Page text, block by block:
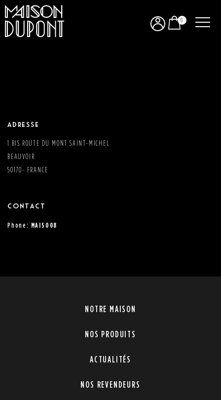
0
MAISON PELERIN
Adresse
1 BIS ROUTE DU MONT SAINT-MICHEL
BEAUVOIR
50170- FRANCE
Contact
Phone: MAISO08
NOTRE MAISON
NOS PRODUITS
ACTUALITÉS
NOS REVENDEURS